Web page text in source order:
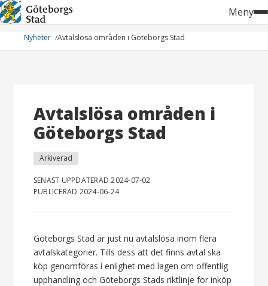
Hoppa
till
innehåll
Meny
Nyheter Avtalslösa områden i Göteborgs Stad
Avtalslösa områden i
Göteborgs Stad
Arkiverad
SENAST UPPDATERAD 2024-07-02
PUBLICERAD 2024-06-24
Göteborgs Stad är just nu avtalslösa inom flera
avtalskategorier. Tills dess att det finns avtal ska
köp genomföras i enlighet med lagen om offentlig
upphandling och Göteborgs Stads riktlinje för inköp